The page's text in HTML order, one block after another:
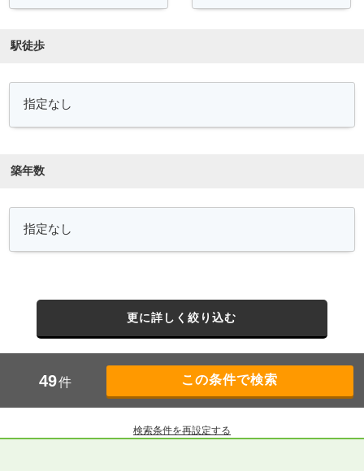
駅徒歩
築年数
更に詳しく絞り込む
49件
検索条件を再設定する